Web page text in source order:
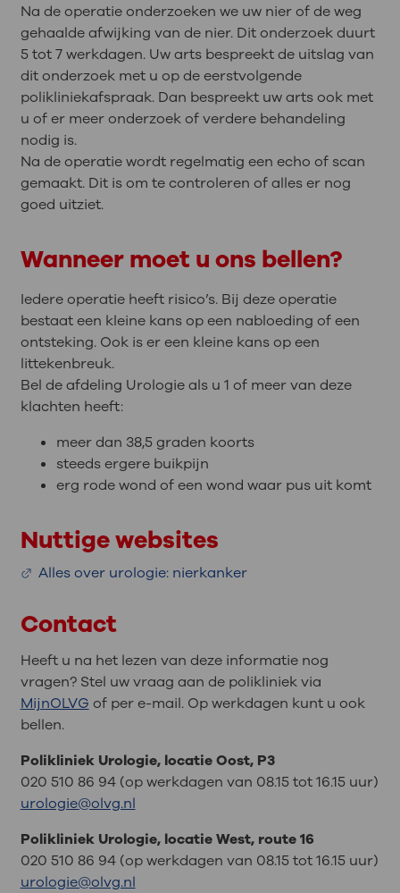
Na de operatie onderzoeken we uw nier of de weg
gehaalde afwijking van de nier. Dit onderzoek duurt
5 tot 7 werkdagen. Uw arts bespreekt de uitslag van
dit onderzoek met u op de eerstvolgende
polikliniekafspraak. Dan bespreekt uw arts ook met
u of er meer onderzoek of verdere behandeling
nodig is.
Na de operatie wordt regelmatig een echo of scan
gemaakt. Dit is om te controleren of alles er nog
goed uitziet.
Wanneer moet u ons bellen?
Iedere operatie heeft risico’s. Bij deze operatie
bestaat een kleine kans op een nabloeding of een
ontsteking. Ook is er een kleine kans op een
littekenbreuk.
Bel de afdeling Urologie als u 1 of meer van deze
klachten heeft:
meer dan 38,5 graden koorts
steeds ergere buikpijn
erg rode wond of een wond waar pus uit komt
Nuttige websites
Alles over urologie: nierkanker
Contact
Heeft u na het lezen van deze informatie nog
vragen? Stel uw vraag aan de polikliniek via
MijnOLVG of per e-mail. Op werkdagen kunt u ook
bellen.
Polikliniek Urologie, locatie Oost, P3
020 510 86 94 (op werkdagen van 08.15 tot 16.15 uur)
urologie@olvg.nl
Polikliniek Urologie, locatie West, route 16
020 510 86 94 (op werkdagen van 08.15 tot 16.15 uur)
urologie@olvg.nl